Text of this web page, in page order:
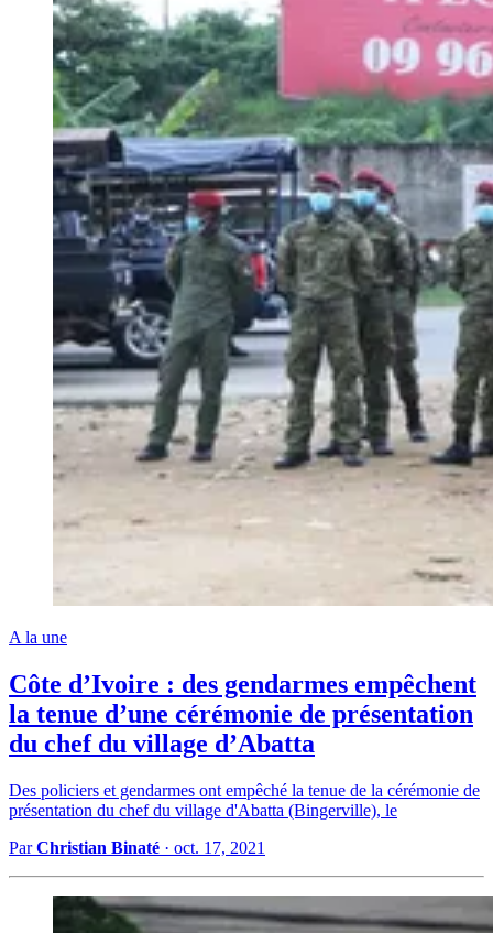
A la une
Côte d’Ivoire : des gendarmes empêchent
la tenue d’une cérémonie de présentation
du chef du village d’Abatta
Des policiers et gendarmes ont empêché la tenue de la cérémonie de
présentation du chef du village d'Abatta (Bingerville), le
ParChristian Binaté · oct. 17, 2021